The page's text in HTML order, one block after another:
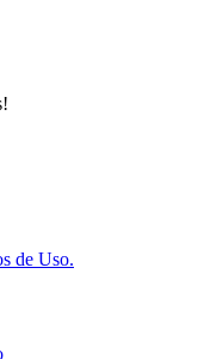
de Uso.